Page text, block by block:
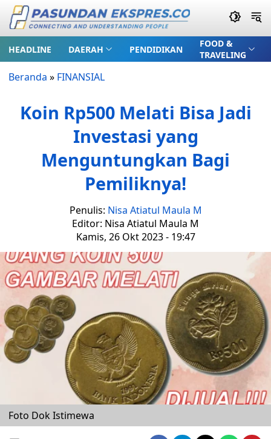
HEADLINE DAERAH PENDIDIKAN
FOOD &
TRAVELING
Beranda » FINANSIAL
Koin Rp500 Melati Bisa Jadi
Investasi yang
Menguntungkan Bagi
Pemiliknya!
Penulis: Nisa Atiatul Maula M
Editor: Nisa Atiatul Maula M
Kamis, 26 Okt 2023 - 19:47
Foto Dok Istimewa